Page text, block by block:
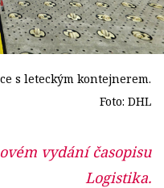
s leteckým kontejnerem.
Foto: DHL
vydání časopisu
Logistika.